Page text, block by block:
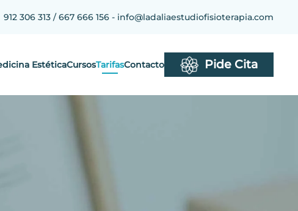
912 306 313 / 667 666 156 - info@ladaliaestudiofisioterapia.com
EstéticaCursosTarifasContacto Pide Cita